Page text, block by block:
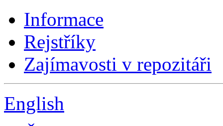
Informace
Rejstříky
Zajímavosti v repozitáři
English